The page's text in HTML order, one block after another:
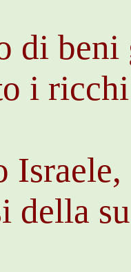
di
i
della